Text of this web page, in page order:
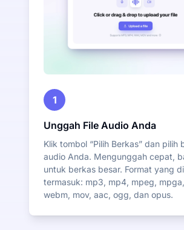
1
Unggah File Audio Anda
Klik tombol “Pilih Berkas” dan pilih
audio Anda. Mengunggah cepat,
untuk berkas besar. Format yang
termasuk: mp3, mp4, mpeg,
webm, mov, aac, ogg, dan opus.